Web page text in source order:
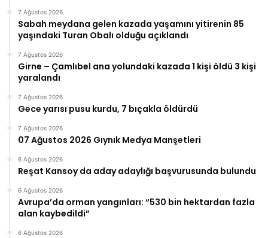
7 Ağustos 2026
Sabah meydana gelen kazada yaşamını yitirenin 85
yaşındaki Turan Obalı olduğu açıklandı
7 Ağustos 2026
Girne – Çamlıbel ana yolundaki kazada 1 kişi öldü 3 kişi
yaralandı
7 Ağustos 2026
Gece yarısı pusu kurdu, 7 bıçakla öldürdü
7 Ağustos 2026
07 Ağustos 2026 Gıynık Medya Manşetleri
6 Ağustos 2026
Reşat Kansoy da aday adaylığı başvurusunda bulundu
6 Ağustos 2026
Avrupa’da orman yangınları: “530 bin hektardan fazla
alan kaybedildi”
6 Ağustos 2026